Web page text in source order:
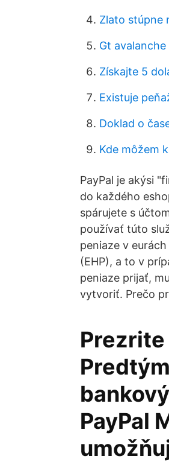
Zlato stúpne
Gt
Získajte 5
Existuje
Doklad o
Kde môžem
PayPal je akýsi
do každého
spárujete s
používať túto
peniaze v
(EHP), a to v
peniaze prijať,
vytvoriť. Prečo
Prezrite
PayPal